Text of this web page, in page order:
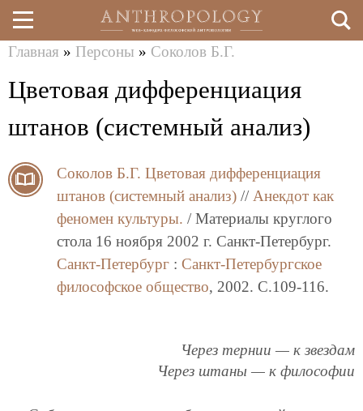
Перейти
к
основному
здесь
Главная » Персоны » Соколов Б.Г.
Цветовая дифференциация
штанов (системный анализ)
Соколов Б.Г. Цветовая дифференциация
штанов (системный анализ) // Анекдот как
феномен культуры. / Материалы круглого
стола 16 ноября 2002 г. Санкт-Петербург.
Санкт-Петербург : Санкт-Петербургское
философское общество, 2002. C.109-116.
Через тернии — к звездам
Через штаны — к философии